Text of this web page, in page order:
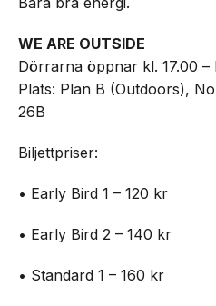
WE ARE OUTSIDE
Dörrarna öppnar kl. 17.00 –
Plats: Plan B (Outdoors),
26B
Biljettpriser:
• Early Bird 1 – 120 kr
• Early Bird 2 – 140 kr
• Standard 1 – 160 kr